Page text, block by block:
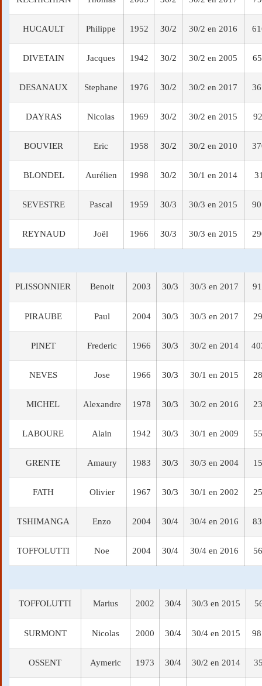
HUCAULT Philippe 1952 30/2 30/2 en 2016
DIVETAIN Jacques 1942 30/2 30/2 en 2005
DESANAUX Stephane 1976 30/2 30/2 en 2017
DAYRAS Nicolas 1969 30/2 30/2 en 2015
BOUVIER Eric 1958 30/2 30/2 en 2010
BLONDEL Aurélien 1998 30/2 30/1 en 2014
SEVESTRE Pascal 1959 30/3 30/3 en 2015
REYNAUD Joël 1966 30/3 30/3 en 2015
PLISSONNIER Benoit 2003 30/3 30/3 en 2017
PIRAUBE Paul 2004 30/3 30/3 en 2017
PINET Frederic 1966 30/3 30/2 en 2014
NEVES Jose 1966 30/3 30/1 en 2015
MICHEL Alexandre 1978 30/3 30/2 en 2016
LABOURE Alain 1942 30/3 30/1 en 2009
GRENTE Amaury 1983 30/3 30/3 en 2004
FATH Olivier 1967 30/3 30/1 en 2002
TSHIMANGA Enzo 2004 30/4 30/4 en 2016
TOFFOLUTTI Noe 2004 30/4 30/4 en 2016
TOFFOLUTTI Marius 2002 30/4 30/3 en 2015
SURMONT Nicolas 2000 30/4 30/4 en 2015
OSSENT Aymeric 1973 30/4 30/2 en 2014